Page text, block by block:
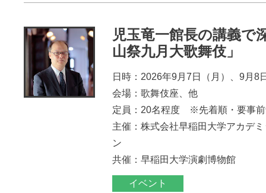
児玉竜一館長の講義で
山祭九月大歌舞伎」
日時：2026年9月7日（月）、9月8
会場：歌舞伎座、他
定員：20名程度 ※先着順・要事前
主催：株式会社早稲田大学アカデ
ン
共催：早稲田大学演劇博物館
イベント